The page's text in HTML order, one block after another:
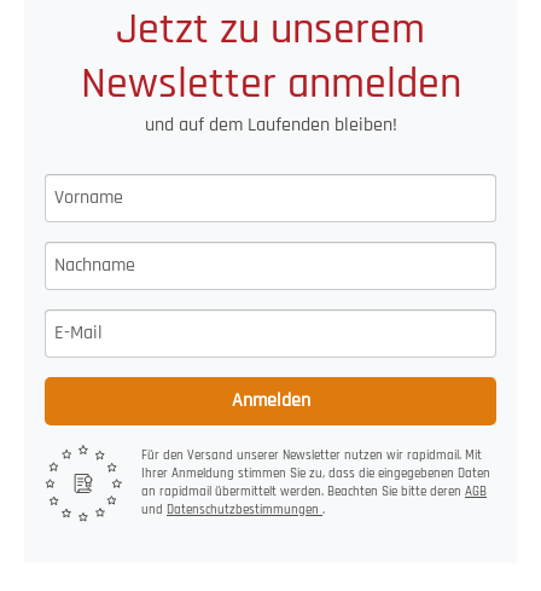
Jetzt zu unserem
Newsletter anmelden
und auf dem Laufenden bleiben!
Anmelden
Für den Versand unserer Newsletter nutzen wir rapidmail. Mit
Ihrer Anmeldung stimmen Sie zu, dass die eingegebenen Daten
an rapidmail übermittelt werden. Beachten Sie bitte deren AGB
und Datenschutzbestimmungen .